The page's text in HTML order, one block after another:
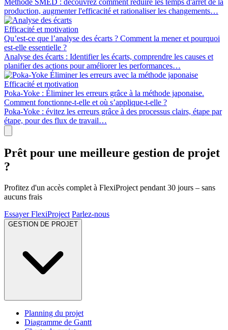
production, augmenter l'efficacité et rationaliser les changements…
Efficacité et motivation
Qu’est-ce que l’analyse des écarts ? Comment la mener et pourquoi
est-elle essentielle ?
Analyse des écarts : Identifier les écarts, comprendre les causes et
planifier des actions pour améliorer les performances…
Efficacité et motivation
Poka-Yoke : Éliminer les erreurs grâce à la méthode japonaise.
Comment fonctionne-t-elle et où s’applique-t-elle ?
Poka-Yoke : évitez les erreurs grâce à des processus clairs, étape par
étape, pour des flux de travail…
Prêt pour une meilleure gestion de projet
?
Profitez d'un accès complet à FlexiProject pendant 30 jours – sans
aucuns frais
Essayer FlexiProject Parlez-nous
GESTION DE PROJET
Planning du projet
Diagramme de Gantt